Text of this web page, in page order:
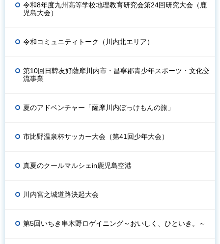
令和8年度九州高等学校地理教育研究会第24回研究大会（鹿
児島大会）
令和コミュニティトーク（川内北エリア）
第10回日韓友好薩摩川内市・昌寧郡青少年スポーツ・文化交
流事業
夏のアドベンチャー「薩摩川内ぼっけもんの旅」
市比野温泉杯サッカー大会（第41回少年大会）
真夏のクールマルシェin鹿児島空港
川内宮之城道路決起大会
第5回いちき串木野ロゲイニング～おいしく、ひといき。～